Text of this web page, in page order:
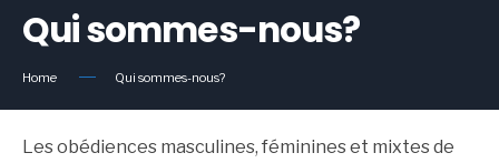
Qui sommes-nous?
Home Qui sommes-nous?
Les obédiences masculines, féminines et mixtes de